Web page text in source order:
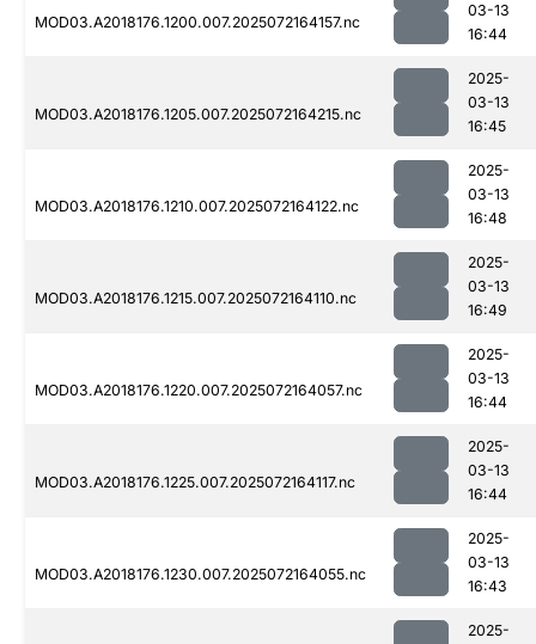
MOD03.A2018176.1200.007.2025072164157.nc
03-13
16:44
MOD03.A2018176.1205.007.2025072164215.nc
2025-
03-13
16:45
MOD03.A2018176.1210.007.2025072164122.nc
2025-
03-13
16:48
MOD03.A2018176.1215.007.2025072164110.nc
2025-
03-13
16:49
MOD03.A2018176.1220.007.2025072164057.nc
2025-
03-13
16:44
MOD03.A2018176.1225.007.2025072164117.nc
2025-
03-13
16:44
MOD03.A2018176.1230.007.2025072164055.nc
2025-
03-13
16:43
2025-